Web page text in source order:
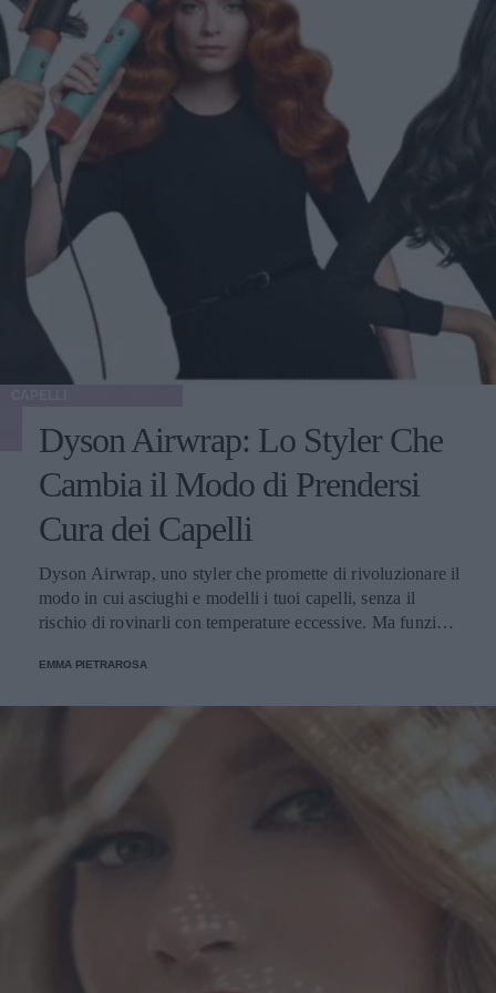
Dyson Airwrap: Lo Styler Che
Cambia il Modo di Prendersi
Cura dei Capelli
Dyson Airwrap, uno styler che promette di rivoluzionare il
modo in cui asciughi e modelli i tuoi capelli, senza il
rischio di rovinarli con temperature eccessive. Ma funziona
EMMA PIETRAROSA